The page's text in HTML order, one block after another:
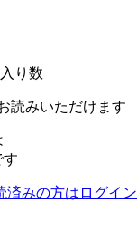
り数
読みいただけます
す
済みの方はログイン